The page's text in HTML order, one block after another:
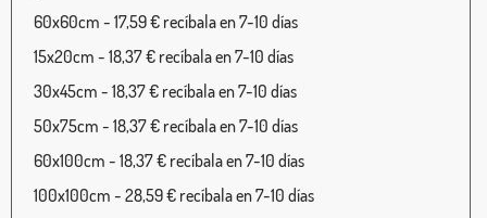
60x60cm - 17,59 € recíbala en 7-10 días
15x20cm - 18,37 € recíbala en 7-10 días
30x45cm - 18,37 € recíbala en 7-10 días
50x75cm - 18,37 € recíbala en 7-10 días
60x100cm - 18,37 € recíbala en 7-10 días
100x100cm - 28,59 € recíbala en 7-10 días